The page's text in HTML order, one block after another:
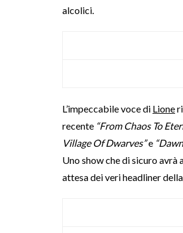
alcolici.
L’impeccabile voce di Lione
recente “From Chaos To
Village Of Dwarves”e
Uno show che di sicuro
attesa dei veri headliner